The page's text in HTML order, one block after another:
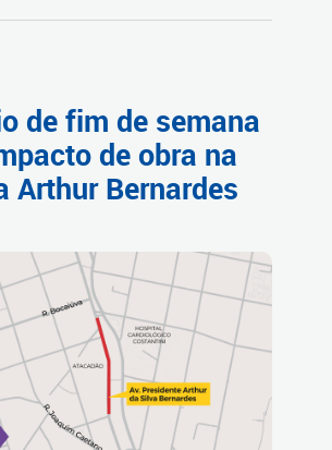
de fim de semana
de obra na
Arthur Bernardes